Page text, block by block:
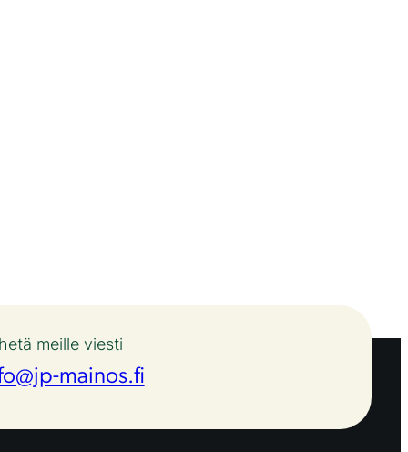
meille viesti
mainos.fi